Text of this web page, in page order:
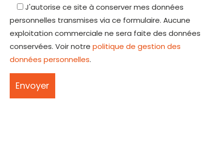
J'autorise ce site à conserver mes données
personnelles transmises via ce formulaire. Aucune
exploitation commerciale ne sera faite des données
conservées. Voir notre politique de gestion des
données personnelles.